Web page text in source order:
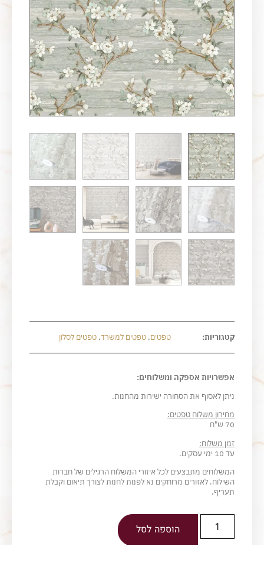
קטגוריות: טפטים, טפטים למשרד, טפטים לסלון
אפשרויות אספקה ומשלוחים:
ניתן לאסוף את הסחורה ישירות מהחנות.
מחירון משלוח טפטים:
70 ש"ח
זמן משלוח:
עד 10 ימי עסקים.
המשלוחים מתבצעים לכל איזורי המשלוח הרגילים של חברות
השילוח. לאזורים מרוחקים נא לפנות לחנות לצורך תיאום וקבלת
תעריף.
הוספה לסל